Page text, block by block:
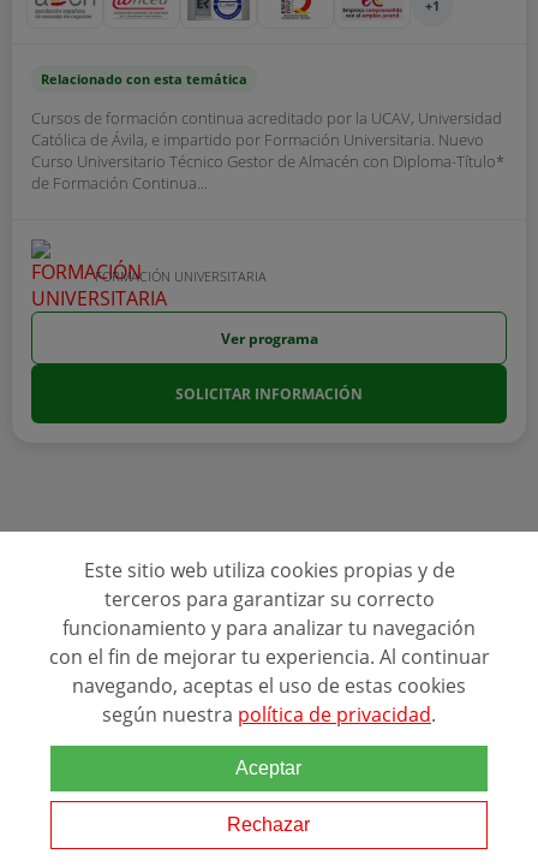
+1
Relacionado con esta temática
Cursos de formación continua acreditado por la UCAV, Universidad
Católica de Ávila, e impartido por Formación Universitaria. Nuevo
Curso Universitario Técnico Gestor de Almacén con Diploma-Título*
de Formación Continua...
FORMACIÓN UNIVERSITARIA
Ver programa
SOLICITAR INFORMACIÓN
Ver más programas
Ranking Relacionado
Este sitio web utiliza cookies propias y de
terceros para garantizar su correcto
funcionamiento y para analizar tu navegación
con el fin de mejorar tu experiencia. Al continuar
navegando, aceptas el uso de estas cookies
según nuestra política de privacidad.
Aceptar
Rechazar